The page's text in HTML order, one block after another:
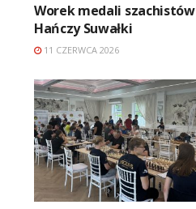
Worek medali szachistów
Hańczy Suwałki
11 CZERWCA 2026